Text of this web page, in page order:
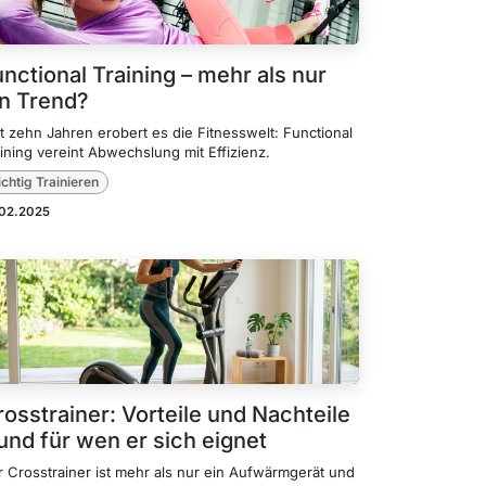
Training – mehr als nur
Trend?
zehn Jahren erobert es die Fitnesswelt: Functional
vereint Abwechslung mit Effizienz.
Trainieren
Vorteile und Nachteile
für wen er sich eignet
Crosstrainer ist mehr als nur ein Aufwärmgerät und